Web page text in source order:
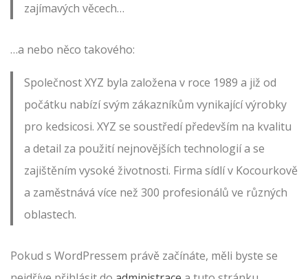
zajímavých věcech…
…a nebo něco takového:
Společnost XYZ byla založena v roce 1989 a již od
počátku nabízí svým zákazníkům vynikající výrobky
pro kedsicosi. XYZ se soustředí především na kvalitu
a detail za použití nejnovějších technologií a se
zajištěním vysoké životnosti. Firma sídlí v Kocourkově
a zaměstnává více než 300 profesionálů ve různých
oblastech.
Pokud s WordPressem právě začínáte, měli byste se